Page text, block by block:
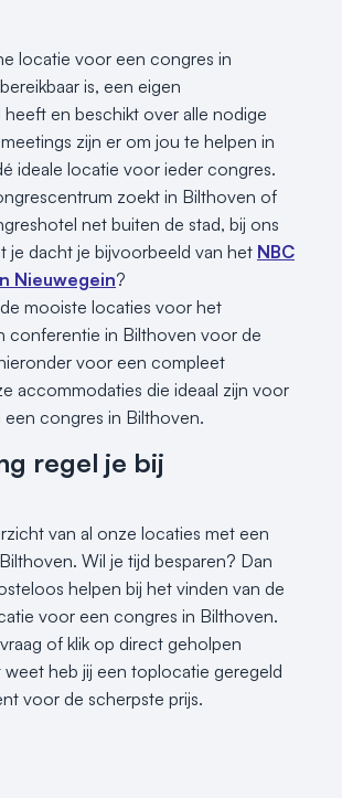
locatie voor een congres in
is, een eigen
en beschikt over alle nodige
zijn er om jou te helpen in
ideale locatie voor ieder congres.
zoekt in Bilthoven of
net buiten de stad, bij ons
je dacht je bijvoorbeeld van het NBC
Nieuwegein?
mooiste locaties voor het
conferentie in Bilthoven voor de
voor een compleet
accommodaties die ideaal zijn voor
congres in Bilthoven.
regel je bij
van al onze locaties met een
Wil je tijd besparen? Dan
helpen bij het vinden van de
voor een congres in Bilthoven.
of klik op direct geholpen
heb jij een toplocatie geregeld
voor de scherpste prijs.